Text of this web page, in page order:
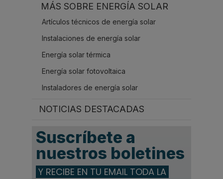
MÁS SOBRE ENERGÍA SOLAR
Artículos técnicos de energía solar
Instalaciones de energía solar
Energía solar térmica
Energía solar fotovoltaica
Instaladores de energía solar
NOTICIAS DESTACADAS
Suscríbete a
nuestros boletines
Y RECIBE EN TU EMAIL TODA LA